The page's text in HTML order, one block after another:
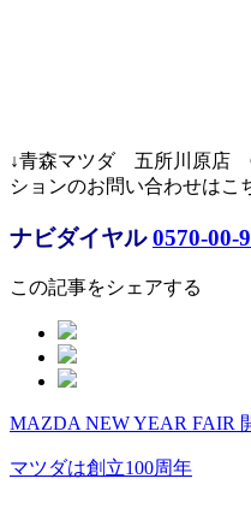
↓青森マツダ 五所川原店
ションのお問い合わせはこ
ナビダイヤル0570-00-
この記事をシェアする
ペ
ー
MAZDA NEW YEAR FAIR
マツダは創立100周年